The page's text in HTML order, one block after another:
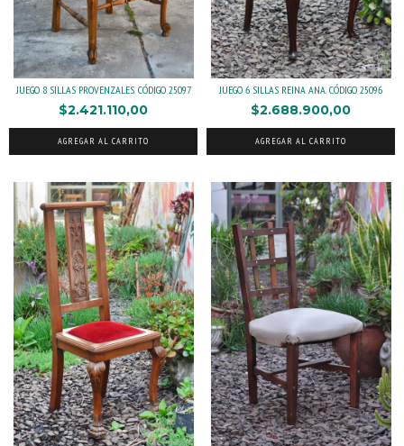
JUEGO 8 SILLAS PROVENZALES. CÓDIGO 25097
$2.421.110,00
AGREGAR AL CARRITO
JUEGO 6 SILLAS REINA ANA. CÓDIGO 25096
$2.688.900,00
AGREGAR AL CARRITO